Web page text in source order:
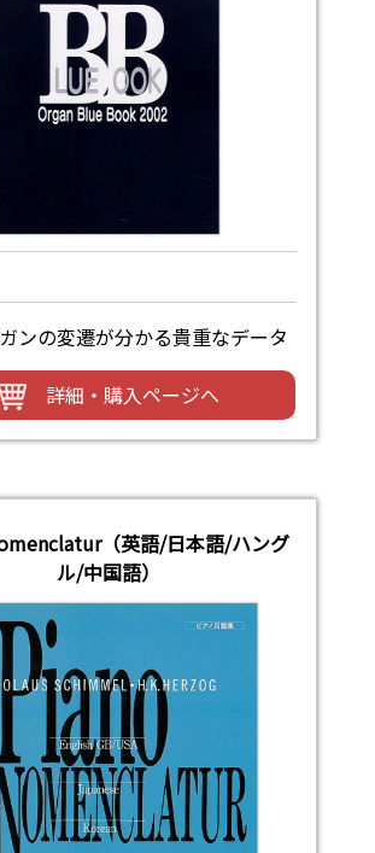
ンの変遷が分かる貴重なデータ
詳細・購入ページへ
（英語/日本語/ハング
ル/中国語）